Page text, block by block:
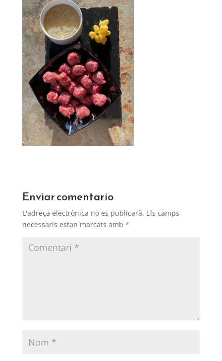
Enviar comentario
L'adreça electrònica no es publicarà. Els camps
necessaris estan marcats amb *